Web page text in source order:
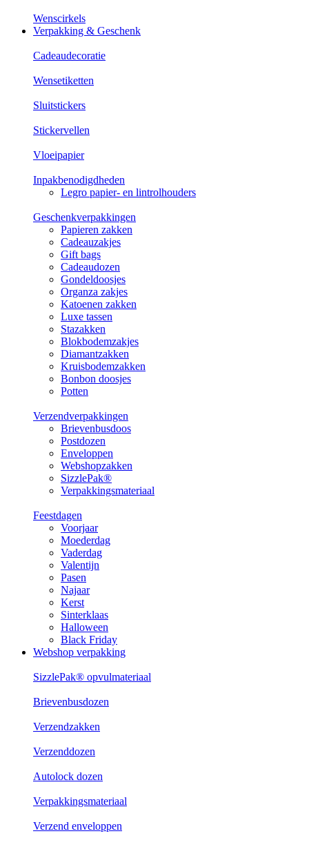
Wenscirkels
Verpakking & Geschenk
Cadeaudecoratie
Wensetiketten
Sluitstickers
Stickervellen
Vloeipapier
Inpakbenodigdheden
Legro papier- en lintrolhouders
Geschenkverpakkingen
Papieren zakken
Cadeauzakjes
Gift bags
Cadeaudozen
Gondeldoosjes
Organza zakjes
Katoenen zakken
Luxe tassen
Stazakken
Blokbodemzakjes
Diamantzakken
Kruisbodemzakken
Bonbon doosjes
Potten
Verzendverpakkingen
Brievenbusdoos
Postdozen
Enveloppen
Webshopzakken
SizzlePak®
Verpakkingsmateriaal
Feestdagen
Voorjaar
Moederdag
Vaderdag
Valentijn
Pasen
Najaar
Kerst
Sinterklaas
Halloween
Black Friday
Webshop verpakking
SizzlePak® opvulmateriaal
Brievenbusdozen
Verzendzakken
Verzenddozen
Autolock dozen
Verpakkingsmateriaal
Verzend enveloppen